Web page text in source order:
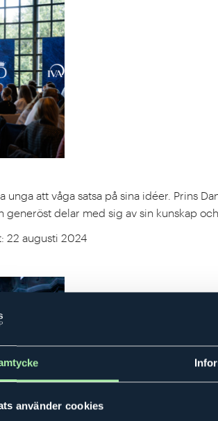
använder cookies
att våga satsa på sina idéer. Prins
delar med sig av sin kunskap
: 22 augusti 2024